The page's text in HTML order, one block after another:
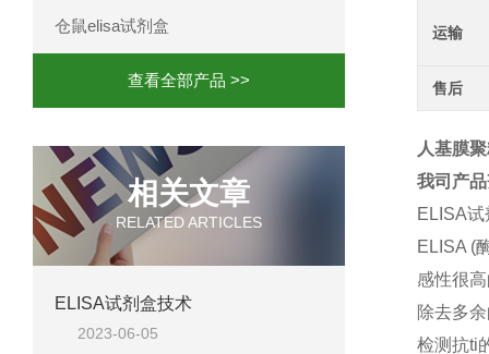
仓鼠elisa试剂盒
查看全部产品 >>
相关文章
RELATED ARTICLES
ELISA试剂盒技术
2023-06-05
运输
售后
人基膜
我司产
ELISA
ELISA (
感性很
除去多
检测抗ti